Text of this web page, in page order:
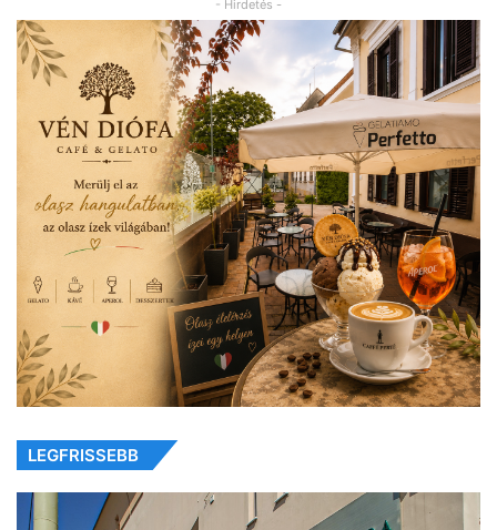
- Hirdetés -
LEGFRISSEBB